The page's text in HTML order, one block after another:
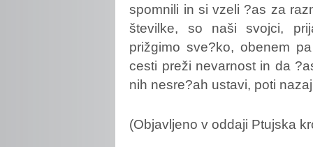
spomnili in si vzeli ?as za
številke, so naši svojci,
prižgimo sve?ko, obenem
cesti preži nevarnost in da
nih nesre?ah ustavi, poti
(Objavljeno v oddaji Ptujska